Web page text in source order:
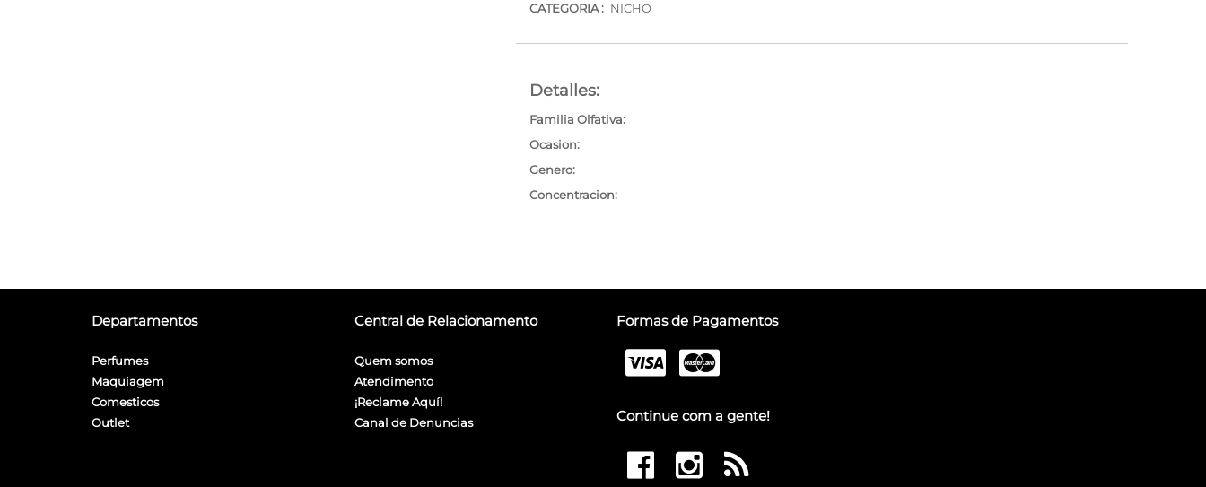
CATEGORIA : NICHO
Detalles:
Familia Olfativa:
Ocasion:
Genero:
Concentracion:
Departamentos
Perfumes
Maquiagem
Comesticos
Outlet
Central de Relacionamento
Quem somos
Atendimento
¡Reclame Aquí!
Canal de Denuncias
Formas de Pagamentos
Continue com a gente!